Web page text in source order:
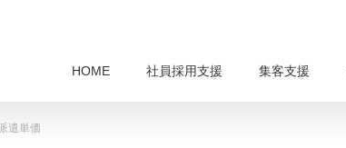
HOME 社員採用支援 集客支援
遣単価